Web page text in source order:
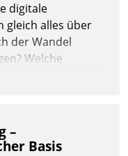
digitale
gleich alles über
der Wandel
Welche
–
Basis